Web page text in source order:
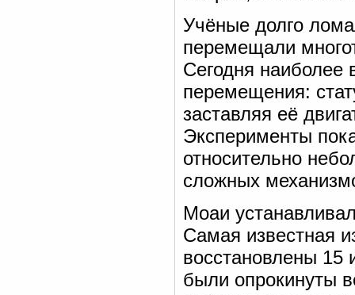
Учёные долго
перемещали
Сегодня наиболее
перемещения:
заставляя её
Эксперименты
относительно
сложных
Моаи
Самая известная
восстановлены 15
были опрокинуты